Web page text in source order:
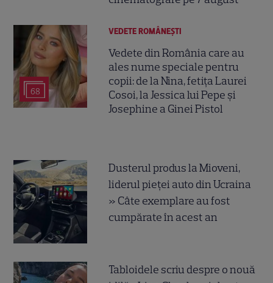
68
VEDETE ROMÂNEŞTI
Vedete din România care au
ales nume speciale pentru
copii: de la Nina, fetița Laurei
Cosoi, la Jessica lui Pepe și
Josephine a Ginei Pistol
Dusterul produs la Mioveni,
liderul pieței auto din Ucraina
» Câte exemplare au fost
cumpărate în acest an
Tabloidele scriu despre o nouă